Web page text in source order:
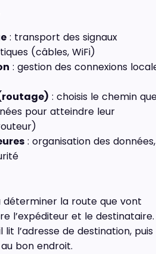
: transport des signaux
(câbles, WiFi)
: gestion des connexions
: choisis le chemin
pour atteindre leur
: organisation des données,
déterminer la route que vont
l’expéditeur et le destinataire.
lit l’adresse de destination, puis
bon endroit.